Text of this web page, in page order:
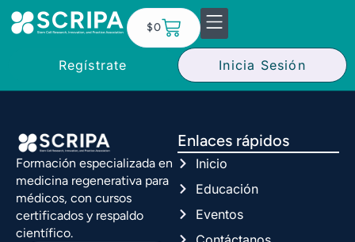
$0
Regístrate Inicia Sesión
Formación especializada en
medicina regenerativa para
médicos, con cursos
certificados y respaldo
científico.
Enlaces rápidos
Inicio
Educación
Eventos